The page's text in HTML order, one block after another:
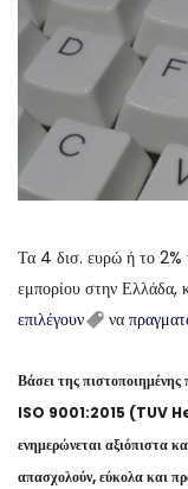
Τα 4 δισ. ευρώ ή το 2%
εμπορίου στην Ελλάδα,
επιλέγουν
να
Βάσει της
ISO 9001:2015 (TUV
ενημερώνεται αξιόπιστα
απασχολούν, εύκολα και